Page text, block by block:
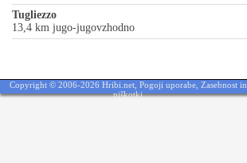
Tugliezzo
13,4 km jugo-jugovzhodno
Copyright © 2006-2026 Hribi.net, Pogoji uporabe, Zasebnost in
piškotki